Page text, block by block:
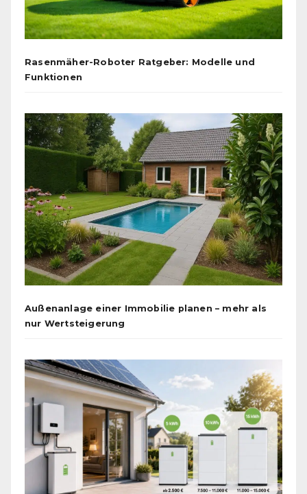
Rasenmäher-Roboter Ratgeber: Modelle und
Funktionen
Außenanlage einer Immobilie planen – mehr als
nur Wertsteigerung